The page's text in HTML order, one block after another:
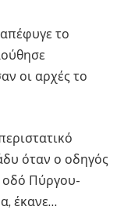
το
οι αρχές το
όταν ο οδηγός
οδό Πύργου-
έκανε…